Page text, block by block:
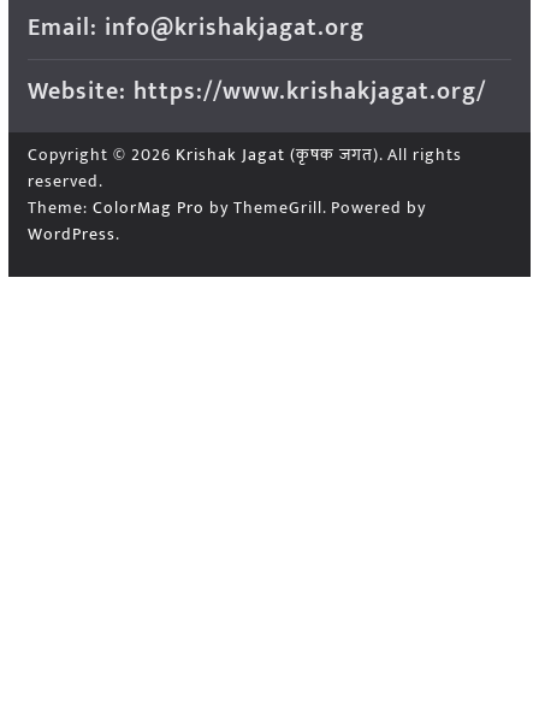
Email: info@krishakjagat.org
Website: https://www.krishakjagat.org/
Copyright © 2026 Krishak Jagat (कृषक जगत). All rights
reserved.
Theme: ColorMag Pro by ThemeGrill. Powered by
WordPress.